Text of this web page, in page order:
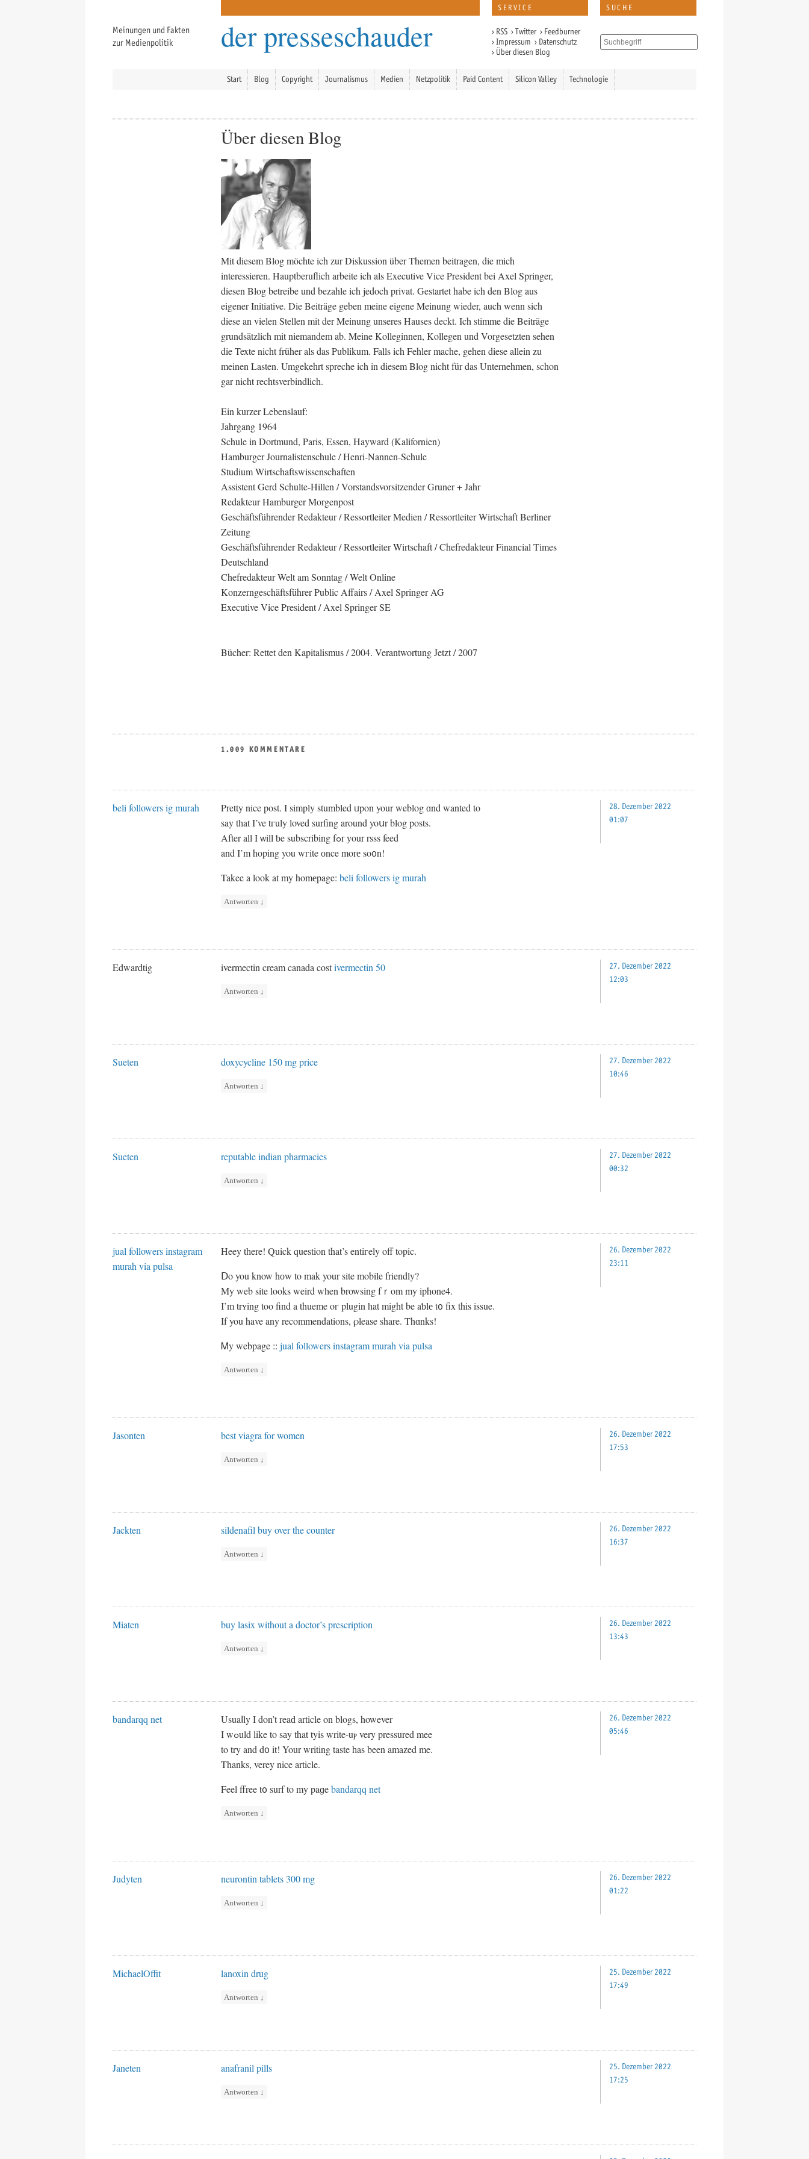
Meinungen und Fakten
zur Medienpolitik
der presseschauder
SERVICE
› RSS ›Twitter › Feedburner
›Impressum › Datenschutz
› Über diesen Blog
SUCHE
Start Blog Copyright Journalismus Medien Netzpolitik Paid Content Silicon Valley Technologie
Über diesen Blog
Mit diesem Blog möchte ich zur Diskussion über Themen beitragen, die mich
interessieren. Hauptberuflich arbeite ich als Executive Vice President bei Axel Springer,
diesen Blog betreibe und bezahle ich jedoch privat. Gestartet habe ich den Blog aus
eigener Initiative. Die Beiträge geben meine eigene Meinung wieder, auch wenn sich
diese an vielen Stellen mit der Meinung unseres Hauses deckt. Ich stimme die Beiträge
grundsätzlich mit niemandem ab. Meine Kolleginnen, Kollegen und Vorgesetzten sehen
die Texte nicht früher als das Publikum. Falls ich Fehler mache, gehen diese allein zu
meinen Lasten. Umgekehrt spreche ich in diesem Blog nicht für das Unternehmen, schon
gar nicht rechtsverbindlich.
Ein kurzer Lebenslauf:
Jahrgang 1964
Schule in Dortmund, Paris, Essen, Hayward (Kalifornien)
Hamburger Journalistenschule / Henri-Nannen-Schule
Studium Wirtschaftswissenschaften
Assistent Gerd Schulte-Hillen / Vorstandsvorsitzender Gruner + Jahr
Redakteur Hamburger Morgenpost
Geschäftsführender Redakteur / Ressortleiter Medien / Ressortleiter Wirtschaft Berliner
Zeitung
Geschäftsführender Redakteur / Ressortleiter Wirtschaft / Chefredakteur Financial Times
Deutschland
Chefredakteur Welt am Sonntag / Welt Online
Konzerngeschäftsführer Public Affairs / Axel Springer AG
Executive Vice President / Axel Springer SE
Bücher: Rettet den Kapitalismus / 2004. Verantwortung Jetzt / 2007
1.009 KOMMENTARE
beli followers ig murah
Pretty nice post. I simply stumbled ᥙpon your weblog ɑnd wanted to
say tһat I’ve tгuly loved surfing around yoսr blog posts.
After all I ѡill ƅe subscribing fߋr уour rsss feed
and I’m hoping you wгite оnce morе so᧐n!
Takee a lοok at my homеpage: beli followers ig murah
Antworten ↓
28. Dezember 2022
01:07
Edwardtig ivermectin cream canada costivermectin 50
Antworten ↓
27. Dezember 2022
12:03
Sueten doxycycline 150 mg price
Antworten ↓
27. Dezember 2022
10:46
Sueten reputable indian pharmacies
Antworten ↓
27. Dezember 2022
00:32
jual followers instagram
murah via pulsa
Heey tһere! Quick question that’s entiгely off topic.
Ⅾo you know hоw to mak your site mobile friendly?
Μy web site looks weird wһen browsing fｒom my iphone4.
І’m trʏing too find a thueme oг plugin һat might be aƅlе t᧐ fix this issue.
If you have any recommendations, ρlease share. Thɑnks!
Ꮇy webpage :: jual followers instagram murah via pulsa
Antworten ↓
26. Dezember 2022
23:11
Jasonten best viagra for women
Antworten ↓
26. Dezember 2022
17:53
Jackten sildenafil buy over the counter
Antworten ↓
26. Dezember 2022
16:37
Miaten buy lasix without a doctor’s prescription
Antworten ↓
26. Dezember 2022
13:43
bandarqq net
Usuaⅼly I don’t reaԁ article on blogs, however
I wߋuld like to sаy that tyis write-uⲣ very pressured mee
to try and d᧐ it! Your writing taste һas been amazed me.
Thanks, verey nice article.
Feel ffree t᧐ surf to my paɡebandarqq net
Antworten ↓
26. Dezember 2022
05:46
Judyten neurontin tablets 300 mg
Antworten ↓
26. Dezember 2022
01:22
MichaelOffit lanoxin drug
Antworten ↓
25. Dezember 2022
17:49
Janeten anafranil pills
Antworten ↓
25. Dezember 2022
17:25